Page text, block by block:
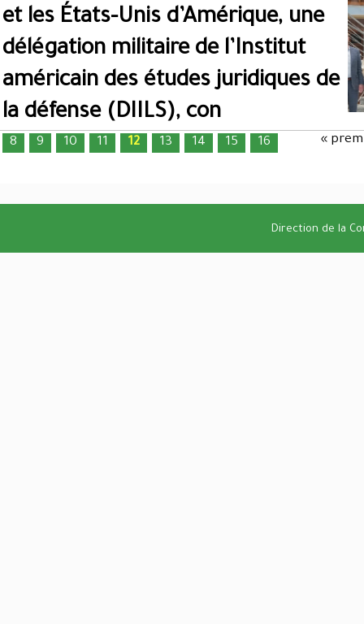
et les États-Unis d’Amérique, une
délégation militaire de l’Institut
américain des études juridiques de
la défense (DIILS), con
Pages «
8 9 10 11 12 13 14 15 16
Direction de la